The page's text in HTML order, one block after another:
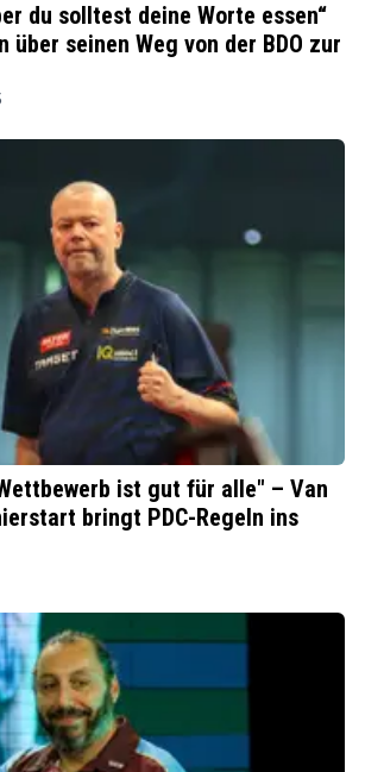
du solltest deine Worte essen“
über seinen Weg von der BDO zur
ist gut für alle" – Van
bringt PDC-Regeln ins